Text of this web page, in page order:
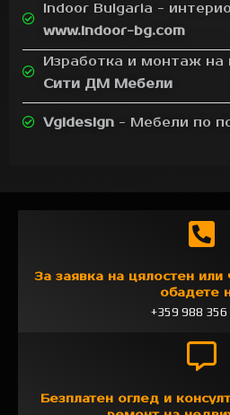
Indoor Bulgaria -
www.indoor-bg.com
Изработка и монтаж на
Сити ДМ Мебели
Vgidesign- Мебели по
За заявка на цялостен или
обадете
+359 988 356
Безплатен оглед и